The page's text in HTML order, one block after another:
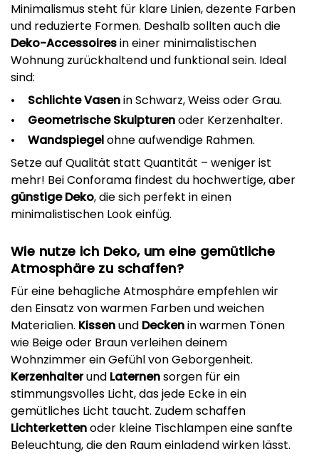
Minimalismus steht für klare Linien, dezente Farben
und reduzierte Formen. Deshalb sollten auch die
Deko-Accessoiresin einer minimalistischen
Wohnung zurückhaltend und funktional sein. Ideal
sind:
Schlichte Vasenin Schwarz, Weiss oder Grau.
Geometrische Skulpturenoder Kerzenhalter.
Wandspiegelohne aufwendige Rahmen.
Setze auf Qualität statt Quantität – weniger ist
mehr! Bei Conforama findest du hochwertige, aber
günstige Deko, die sich perfekt in einen
minimalistischen Look einfüg.
Wie nutze ich Deko, um eine gemütliche
Atmosphäre zu schaffen?
Für eine behagliche Atmosphäre empfehlen wir
den Einsatz von warmen Farben und weichen
Materialien. Kissenund Deckenin warmen Tönen
wie Beige oder Braun verleihen deinem
Wohnzimmer ein Gefühl von Geborgenheit.
Kerzenhalterund Laternensorgen für ein
stimmungsvolles Licht, das jede Ecke in ein
gemütliches Licht taucht. Zudem schaffen
Lichterkettenoder kleine Tischlampen eine sanfte
Beleuchtung, die den Raum einladend wirken lässt.